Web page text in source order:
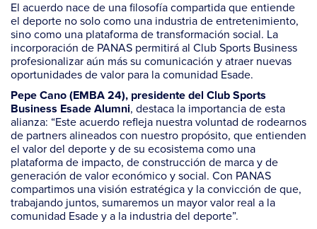
El acuerdo nace de una filosofía compartida que entiende
el deporte no solo como una industria de entretenimiento,
sino como una plataforma de transformación social. La
incorporación de PANAS permitirá al Club Sports Business
profesionalizar aún más su comunicación y atraer nuevas
oportunidades de valor para la comunidad Esade.
Pepe Cano (EMBA 24), presidente del Club Sports
Business Esade Alumni, destaca la importancia de esta
alianza: “Este acuerdo refleja nuestra voluntad de rodearnos
de partners alineados con nuestro propósito, que entienden
el valor del deporte y de su ecosistema como una
plataforma de impacto, de construcción de marca y de
generación de valor económico y social. Con PANAS
compartimos una visión estratégica y la convicción de que,
trabajando juntos, sumaremos un mayor valor real a la
comunidad Esade y a la industria del deporte”.